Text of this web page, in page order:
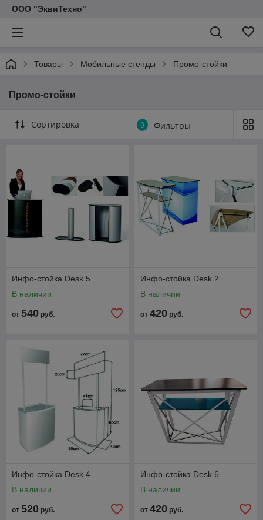
ООО "ЭквиТехно"
Товары Мобильные стенды Промо-стойки
Промо-стойки
Сортировка 0 Фильтры
Инфо-стойка Desk 5
В наличии
от 540 руб.
Инфо-стойка Desk 2
В наличии
от 420 руб.
Инфо-стойка Desk 4
В наличии
от 520 руб.
Инфо-стойка Desk 6
В наличии
от 420 руб.